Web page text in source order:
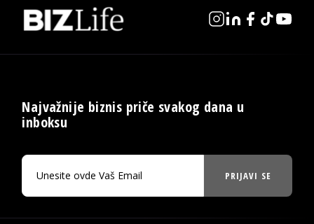
Najvažnije biznis priče svakog dana u
inboksu
PRIJAVI SE